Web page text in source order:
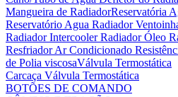
Mangueira de RadiadorReservatória
Reservatório Agua Radiador
Radiador IntercoolerRadiador Óleo
Resfriador Ar Condicionado
de Polia viscosaVálvula Termostática
Carcaça Válvula Termostática
BOTÕES DE COMANDO